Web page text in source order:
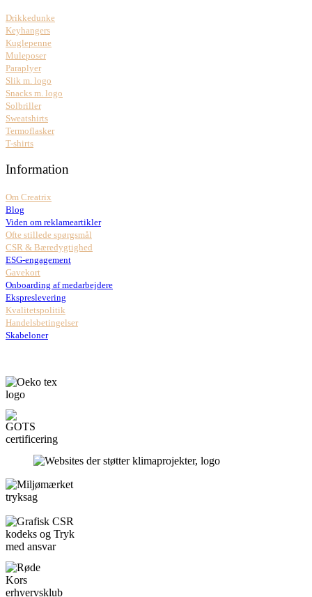
Drikkedunke
Keyhangers
Kuglepenne
Muleposer
Paraplyer
Slik m. logo
Snacks m. logo
Solbriller
Sweatshirts
Termoflasker
T-shirts
Information
Om Creatrix
Blog
Viden om reklameartikler
Ofte stillede spørgsmål
CSR & Bæredygtighed
ESG-engagement
Gavekort
Onboarding af medarbejdere
Ekspreslevering
Kvalitetspolitik
Handelsbetingelser
Skabeloner